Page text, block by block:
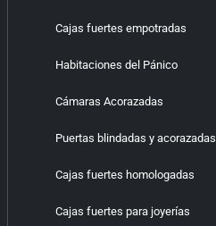
Cajas fuertes empotradas
Habitaciones del Pánico
Cámaras Acorazadas
Puertas blindadas y acorazadas
Cajas fuertes homologadas
Cajas fuertes para joyerías